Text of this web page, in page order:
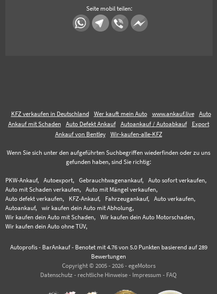
Seite mobil teilen:
KFZ verkaufen in Deutschland Wer kauft mein Auto www.ankauf.live
Auto
Ankauf mit Schaden
Auto Defekt Ankauf Autoankauf / Autoabkauf
Export
Ankauf von Bentley
Wir-kaufen-alle-KFZ
Wenn Sie sich unter den aufgeführten Suchbegriffen wiederfinden oder zu uns
gefunden haben, sind Sie richtig:
PKW-Ankauf, Autoexport, Gebrauchtwagenankauf,
Auto sofort verkaufen,
Auto mit Schaden verkaufen,
Auto mit Mängel verkaufen,
Auto defekt verkaufen,
KFZ-Ankauf, Fahrzeugankauf,
Auto verkaufen,
Autoankauf,
wir kaufen dein Auto mit Abholung,
Wir kaufen dein Auto mit Schaden,
Wir kaufen dein Auto Motorschaden,
Wir kaufen dein Auto ohne TÜV,
Autoprofis - BarAnkauf- Benotet mit 4.76von 5.0 Punkten basierend auf 289
Bewertungen
Copyright © 2005 - 2026 - egeMotors
Datenschutz - rechtliche Hinweise - Impressum - FAQ